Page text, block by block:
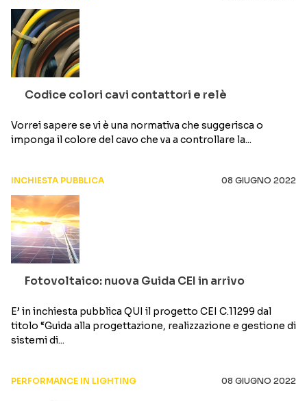
Codice colori cavi contattori e relè
Vorrei sapere se vi è una normativa che suggerisca o
imponga il colore del cavo che va a controllare la...
INCHIESTA PUBBLICA 08 GIUGNO 2022
Fotovoltaico: nuova Guida CEI in arrivo
E’ in inchiesta pubblica QUI il progetto CEI C.11299 dal
titolo “Guida alla progettazione, realizzazione e gestione di
sistemi di...
PERFORMANCE IN LIGHTING 08 GIUGNO 2022